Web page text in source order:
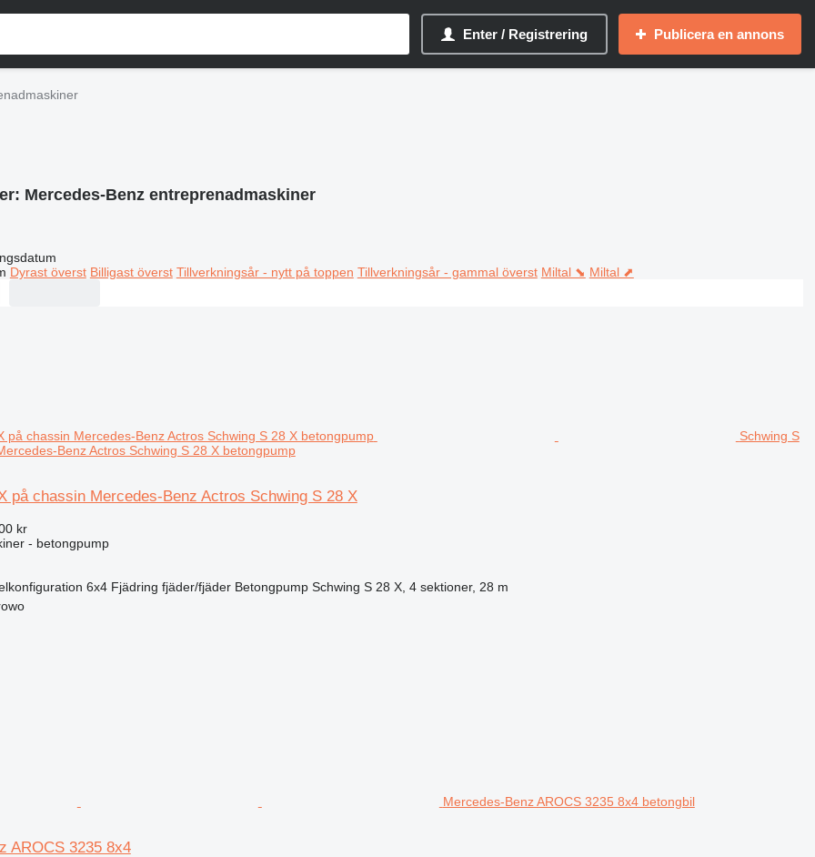
Enter / Registrering Publicera en annons
Mercedes-Benz entreprenadmaskiner
Dyrast överst Billigast överst Tillverkningsår - nytt på toppen Tillverkningsår - gammal överst Miltal ⬊ Miltal ⬈
Schwing S
Benz Actros Schwing S 28 X betongpump
på chassin Mercedes-Benz Actros Schwing S 28 X
kr
- betongpump
6x4 Fjädring fjäder/fjäder Betongpump Schwing S 28 X, 4 sektioner, 28 m
Mercedes-Benz AROCS 3235 8x4 betongbil
AROCS 3235 8x4